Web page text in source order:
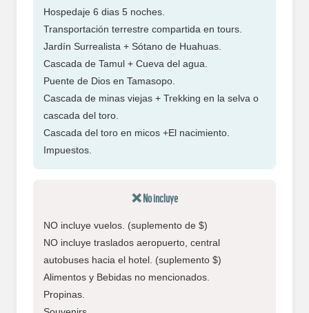
Hospedaje 6 dias 5 noches.
Transportación terrestre compartida en tours.
Jardín Surrealista + Sótano de Huahuas.
Cascada de Tamul + Cueva del agua.
Puente de Dios en Tamasopo.
Cascada de minas viejas + Trekking en la selva o
cascada del toro.
Cascada del toro en micos +El nacimiento.
Impuestos.
❌ No incluye
NO incluye vuelos. (suplemento de $)
NO incluye traslados aeropuerto, central
autobuses hacia el hotel. (suplemento $)
Alimentos y Bebidas no mencionados.
Propinas.